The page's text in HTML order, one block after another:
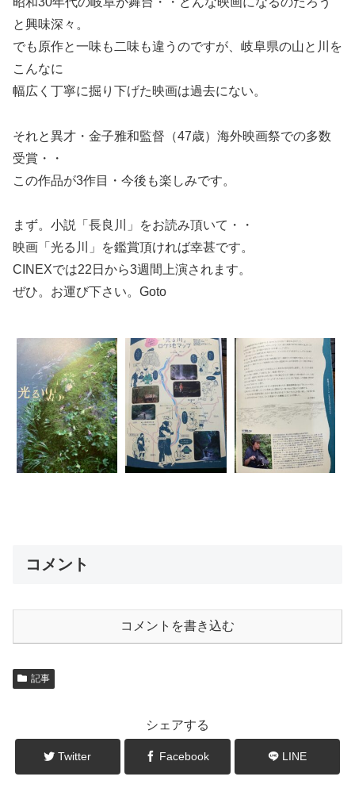
と興味深々。
でも原作と一味も二味も違うのですが、岐阜県の山と川を
こんなに
幅広く丁寧に掘り下げた映画は過去にない。
それと異才・金子雅和監督（47歳）海外映画祭での多数
受賞・・
この作品が3作目・今後も楽しみです。
まず。小説「長良川」をお読み頂いて・・
映画「光る川」を鑑賞頂ければ幸甚です。
CINEXでは22日から3週間上演されます。
ぜひ。お運び下さい。Goto
コメント
コメントを書き込む
記事
シェアする
Twitter Facebook LINE